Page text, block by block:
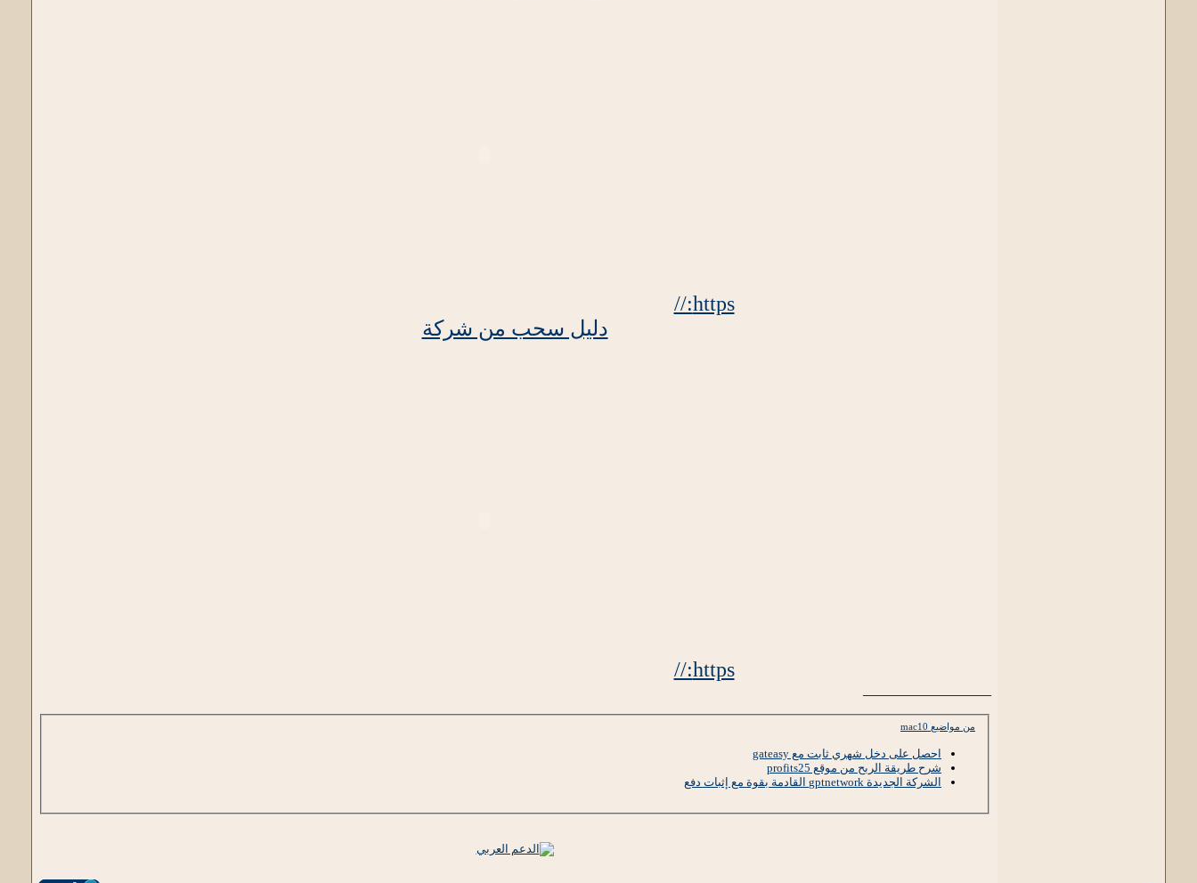
https://
دليل سحب من شركة
https://
من مواضيع mac10
احصل على دخل شهري ثابت مع gateasy
شرح طريقة الربح من موقع profits25
الشركة الجديدة gptnetwork القادمة بقوة مع إثبات دفع